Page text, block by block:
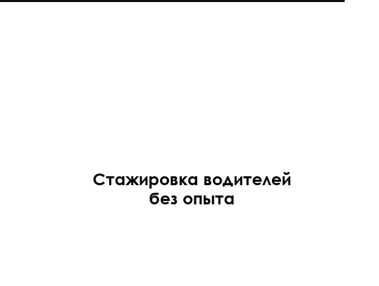
Стажировка водителей
без опыта